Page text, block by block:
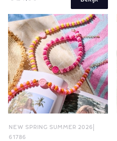
NEW SPRING SUMMER 2026
61786